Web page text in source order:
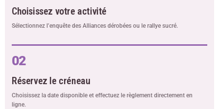
Choisissez votre activité
Sélectionnez l’enquête des Alliances dérobées ou le rallye sucré.
02
Réservez le créneau
Choisissez la date disponible et effectuez le règlement directement en
ligne.